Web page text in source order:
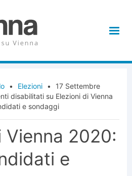
• Elezioni •
17 Settembre
disabilitati su Elezioni di Vienna
e sondaggi
Vienna 2020:
e